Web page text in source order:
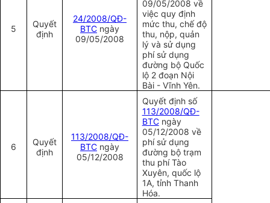
5
Quyết
định
24/2008/QĐ-
BTC ngày
09/05/2008
09/05/2008 về
việc quy định
mức thu, chế độ
thu, nộp, quản
lý và sử dụng
phí sử dụng
đường bộ Quốc
lộ 2 đoạn Nội
Bài - Vĩnh Yên.
6
Quyết
định
113/2008/QĐ-
BTC ngày
05/12/2008
Quyết định số
113/2008/QĐ-
BTCngày
05/12/2008 về
phí sử dụng
đường bộ trạm
thu phí Tào
Xuyên, quốc lộ
1A, tỉnh Thanh
Hóa.